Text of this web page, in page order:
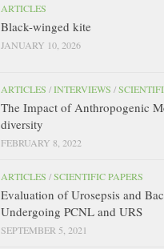
ARTICLES
Black-winged kite
JANUARY 10, 2026
ARTICLES /INTERVIEWS /
The Impact of Anthropogenic
diversity
FEBRUARY 8, 2022
ARTICLES /SCIENTIFIC PAPERS
Evaluation of Urosepsis and
Undergoing PCNL and URS
SEPTEMBER 5, 2021